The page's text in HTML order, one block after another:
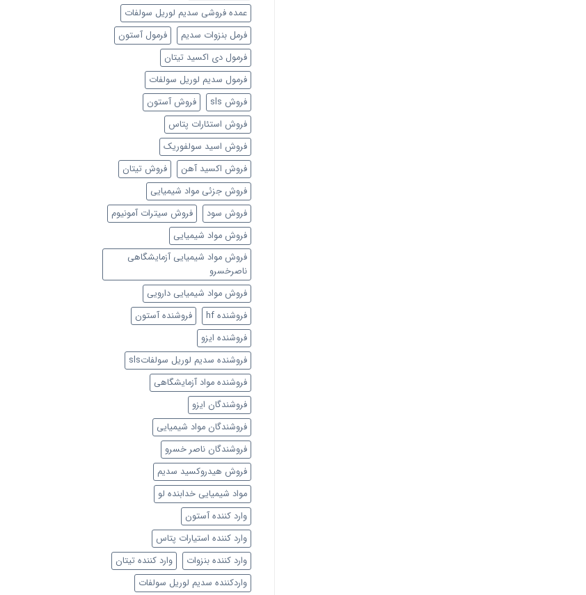
عمده فروشی سدیم لوریل سولفات
فرمل بنزوات سدیم
فرمول آستون
فرمول دی اکسید تیتان
فرمول سدیم لوریل سولفات
فروش sls
فروش آستون
فروش استئارات پتاس
فروش اسید سولفوریک
فروش اکسید آهن
فروش تیتان
فروش جزئی مواد شیمیایی
فروش سود
فروش سیترات آمونیوم
فروش مواد شیمیایی
فروش مواد شیمیایی آزمایشگاهی
ناصرخسرو
فروش مواد شیمیایی دارویی
فروشنده hf
فروشنده آستون
فروشنده ایزو
فروشنده سدیم لوریل سولفاتsls
فروشنده مواد آزمایشگاهی
فروشندگان ایزو
فروشندگان مواد شیمیایی
فروشندگان ناصر خسرو
فروش هیدروکسید سدیم
مواد شیمیایی خدابنده لو
وارد کننده آستون
وارد کننده استیارات پتاس
وارد کننده بنزوات
وارد کننده تیتان
واردکننده سدیم لوریل سولفات